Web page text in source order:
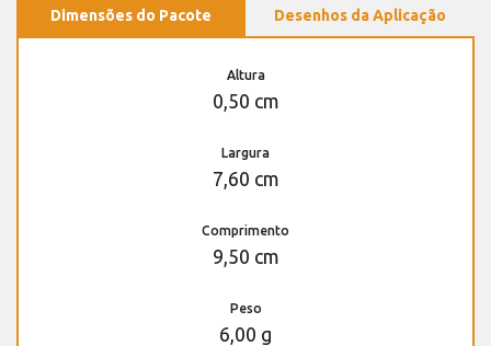
Dimensões do Pacote Desenhos da Aplicação
Altura
0,50 cm
Largura
7,60 cm
Comprimento
9,50 cm
Peso
6,00 g